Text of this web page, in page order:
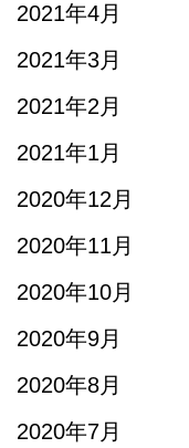
2021年4月
2021年3月
2021年2月
2021年1月
2020年12月
2020年11月
2020年10月
2020年9月
2020年8月
2020年7月